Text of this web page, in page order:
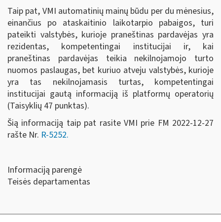
Taip pat, VMI automatinių mainų būdu per du mėnesius,
einančius po ataskaitinio laikotarpio pabaigos, turi
pateikti valstybės, kurioje praneštinas pardavėjas yra
rezidentas, kompetentingai institucijai ir, kai
praneštinas pardavėjas teikia nekilnojamojo turto
nuomos paslaugas, bet kuriuo atveju valstybės, kurioje
yra tas nekilnojamasis turtas, kompetentingai
institucijai gautą informaciją iš platformų operatorių
(Taisyklių 47 punktas).
Šią informaciją taip pat rasite VMI prie FM 2022-12-27
rašte Nr. R-5252.
Informaciją parengė
Teisės departamentas